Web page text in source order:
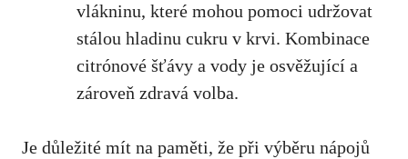
vlákninu, ⁤které mohou pomoci‌ udržovat
stálou⁣ hladinu cukru v krvi.​ Kombinace ​
citrónové šťávy a vody je osvěžující a
zároveň zdravá volba.
Je důležité‌ mít na⁤ paměti, že při výběru nápojů⁤